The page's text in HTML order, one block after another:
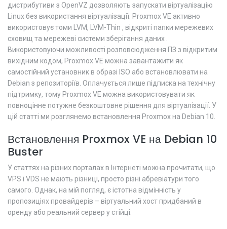
дистрибутиви з OpenVZ дозволяють запускати віртуалізацію
Linux без використання віртуалізації. Proxmox VE активно
використовує томи LVM, LVM-Thin , відкриті папки мережевих
сховищ та мережеві системи зберігання даних .
Використовуючи можливості розповсюдження ПЗ з відкритим
вихідним кодом, Proxmox VE можна завантажити як
самостійний установник в образі ISO або встановлювати на
Debian з репозиторіїв. Оплачується лише підписка на технічну
підтримку, тому Proxmox VE можна використовувати як
повноцінне потужне безкоштовне рішення для віртуалізації. У
цій статті ми розглянемо встановлення Proxmox на Debian 10.
Встановлення Proxmox VE на Debian 10
Buster
У статтях на різних порталах в Інтернеті можна прочитати, що
VPS і VDS не мають різниці, просто різні абревіатури того
самого. Однак, на мій погляд, є істотна відмінність у
пропозиціях провайдерів – віртуальний хост придбаний в
оренду або реальний сервер у стійці.